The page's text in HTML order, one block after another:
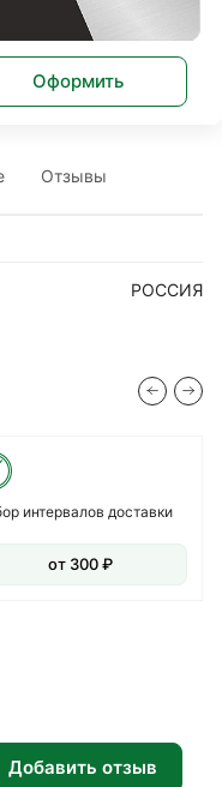
Оформить
Отзывы
РОССИЯ
интервалов доставки
от 300 ₽
Добавить отзыв